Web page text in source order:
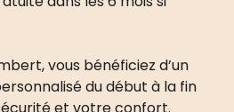
vous bénéficiez d’un
du début à la fin
et votre confort.